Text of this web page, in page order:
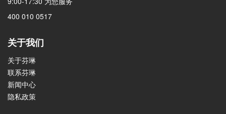
400 010 0517
关于我们
关于芬琳
联系芬琳
新闻中心
隐私政策